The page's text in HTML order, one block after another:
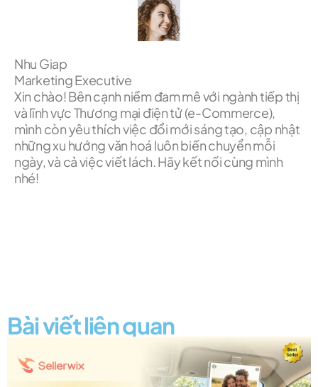
Nhu Giap
Marketing Executive
Xin chào! Bên cạnh niềm đam mê với ngành tiếp thị
và lĩnh vực Thương mại điện tử (e-Commerce),
mình còn yêu thích việc đổi mới sáng tạo, cập nhật
những xu hướng văn hoá luôn biến chuyển mỗi
ngày, và cả việc viết lách. Hãy kết nối cùng mình
nhé!
Bài viết liên quan